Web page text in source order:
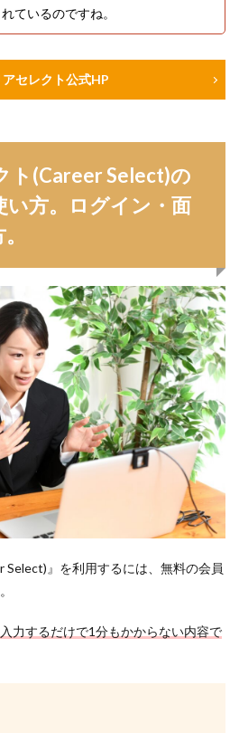
ているのですね。
アセレクト公式HP
ト(Career Select)の
い方。ログイン・面
Select)』を利用するには、無料の会員
力するだけで1分もかからない内容で